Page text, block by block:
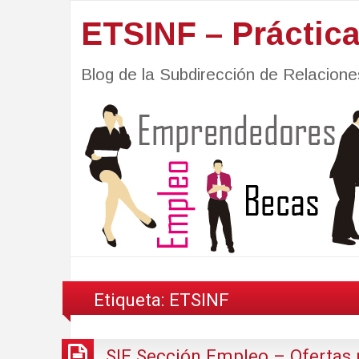
ETSINF –
Blog de la Subdirección de
Etiqueta: ETSINF